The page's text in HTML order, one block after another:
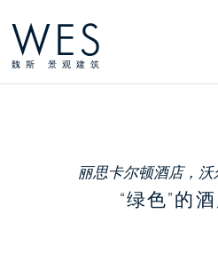
WES
魏斯 景观建筑
丽思卡尔顿酒店，
“绿色”的